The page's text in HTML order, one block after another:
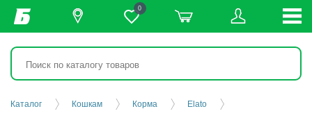
0
Каталог Кошкам Корма Elato